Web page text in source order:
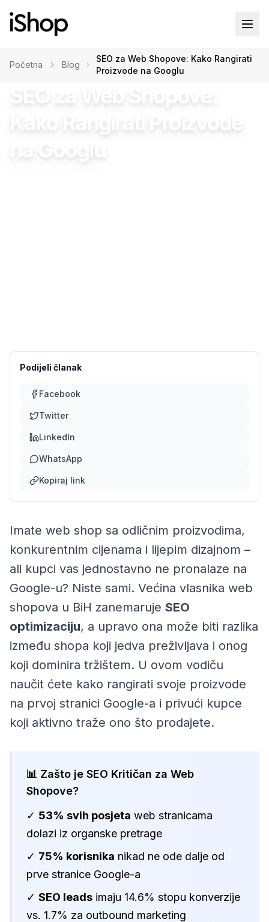
Početna Blog
SEO za Web Shopove: Kako Rangirati
Proizvode na Googlu
SEO za Web Shopove:
Kako Rangirati Proizvode
Podijeli članak
Facebook
Twitter
LinkedIn
WhatsApp
Kopiraj link
Imate web shop sa odličnim proizvodima,
konkurentnim cijenama i lijepim dizajnom –
ali kupci vas jednostavno ne pronalaze na
Google-u? Niste sami. Većina vlasnika web
shopova u BiH zanemaruje SEO
optimizaciju, a upravo ona može biti razlika
između shopa koji jedva preživljava i onog
koji dominira tržištem. U ovom vodiču
naučit ćete kako rangirati svoje proizvode
na prvoj stranici Google-a i privući kupce
koji aktivno traže ono što prodajete.
📊 Zašto je SEO Kritičan za Web
Shopove?
✓ 53% svih posjeta web stranicama
dolazi iz organske pretrage
✓ 75% korisnika nikad ne ode dalje od
prve stranice Google-a
✓ SEO leads imaju 14.6% stopu konverzije
vs. 1.7% za outbound marketing